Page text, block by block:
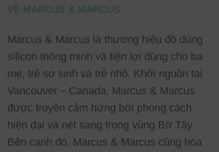
VỀ MARCUS & MARCUS
Marcus & Marcus là thương hiệu đồ dùng
silicon thông minh và tiện lợi dùng cho ba
mẹ, trẻ sơ sinh và trẻ nhỏ. Khởi nguồn tại
Vancouver – Canada, Marcus & Marcus
được truyền cảm hứng bởi phong cách
hiện đại và nét sang trọng vùng Bờ Tây.
Bên cạnh đó, Marcus & Marcus cũng hòa